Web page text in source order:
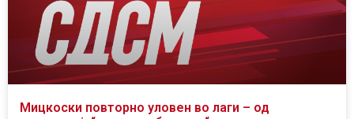
Мицкоски повторно уловен во лаги – од